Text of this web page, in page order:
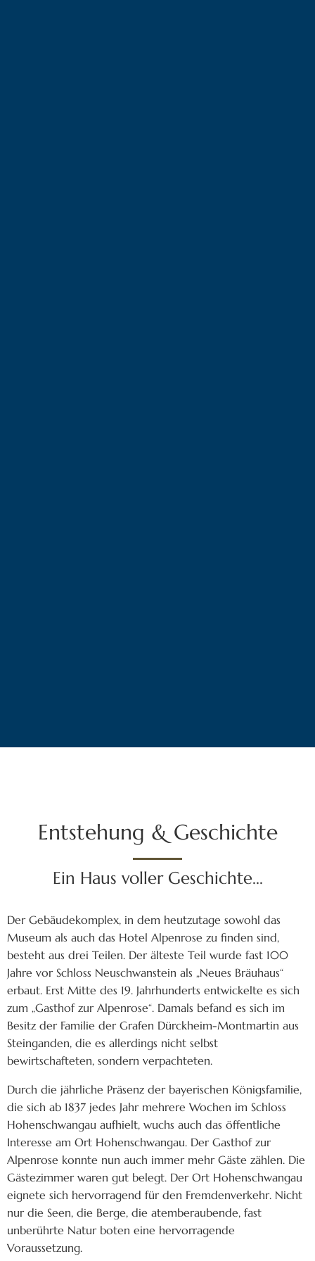
Entstehung & Geschichte
Ein Haus voller Geschichte...
Der Gebäudekomplex, in dem heutzutage sowohl das
Museum als auch das Hotel Alpenrose zu finden sind,
besteht aus drei Teilen. Der älteste Teil wurde fast 100
Jahre vor Schloss Neuschwanstein als „Neues Bräuhaus“
erbaut. Erst Mitte des 19. Jahrhunderts entwickelte es sich
zum „Gasthof zur Alpenrose“. Damals befand es sich im
Besitz der Familie der Grafen Dürckheim-Montmartin aus
Steinganden, die es allerdings nicht selbst
bewirtschafteten, sondern verpachteten.
Durch die jährliche Präsenz der bayerischen Königsfamilie,
die sich ab 1837 jedes Jahr mehrere Wochen im Schloss
Hohenschwangau aufhielt, wuchs auch das öffentliche
Interesse am Ort Hohenschwangau. Der Gasthof zur
Alpenrose konnte nun auch immer mehr Gäste zählen. Die
Gästezimmer waren gut belegt. Der Ort Hohenschwangau
eignete sich hervorragend für den Fremdenverkehr. Nicht
nur die Seen, die Berge, die atemberaubende, fast
unberührte Natur boten eine hervorragende
Voraussetzung.